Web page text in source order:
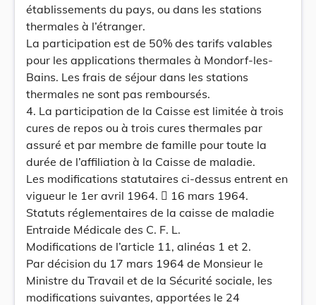
établissements du pays, ou dans les stations
thermales à l’étranger.
La participation est de 50% des tarifs valables
pour les applications thermales à Mondorf-les-
Bains. Les frais de séjour dans les stations
thermales ne sont pas remboursés.
4. La participation de la Caisse est limitée à trois
cures de repos ou à trois cures thermales par
assuré et par membre de famille pour toute la
durée de l’affiliation à la Caisse de maladie.
Les modifications statutaires ci-dessus entrent en
vigueur le 1er avril 1964.  16 mars 1964.
Statuts réglementaires de la caisse de maladie
Entraide Médicale des C. F. L.
Modifications de l’article 11, alinéas 1 et 2.
Par décision du 17 mars 1964 de Monsieur le
Ministre du Travail et de la Sécurité sociale, les
modifications suivantes, apportées le 24